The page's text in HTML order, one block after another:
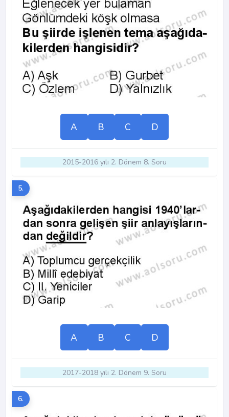
A B C D
2015-2016 yılı 2. Dönem 8. Soru
5.
A B C D
2017-2018 yılı 2. Dönem 9. Soru
6.